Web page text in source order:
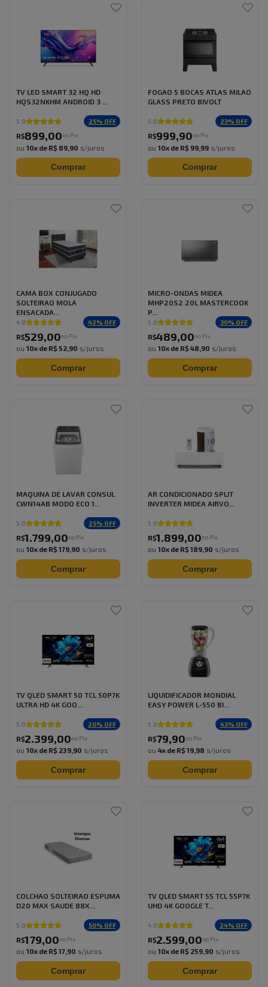
TV LED SMART 32 HQ HD
HQS32NKHM ANDROID 3 ...
5.0 25% OFF
R$899,00no Pix
ou 10x de R$ 89,90 s/juros
Comprar
FOGAO 5 BOCAS ATLAS MILAO
GLASS PRETO BIVOLT
5.0 23% OFF
R$999,90no Pix
ou 10x de R$ 99,99 s/juros
Comprar
CAMA BOX CONJUGADO
SOLTEIRAO MOLA
ENSACADA...
4.8 42% OFF
R$529,00no Pix
ou 10x de R$ 52,90 s/juros
Comprar
MICRO-ONDAS MIDEA
MHP20S2 20L MASTERCOOK
P...
5.0 30% OFF
R$489,00no Pix
ou 10x de R$ 48,90 s/juros
Comprar
MAQUINA DE LAVAR CONSUL
CWN14AB MODO ECO 1...
5.0 25% OFF
R$1.799,00no Pix
ou 10x de R$ 179,90 s/juros
Comprar
AR CONDICIONADO SPLIT
INVERTER MIDEA AIRVO...
5.0
R$1.899,00no Pix
ou 10x de R$ 189,90 s/juros
Comprar
TV QLED SMART 50 TCL 50P7K
ULTRA HD 4K GOO...
5.0 20% OFF
R$2.399,00no Pix
ou 10x de R$ 239,90 s/juros
Comprar
LIQUIDIFICADOR MONDIAL
EASY POWER L-550 BI...
5.0 43% OFF
R$79,90no Pix
ou 4x de R$ 19,98 s/juros
Comprar
COLCHAO SOLTEIRAO ESPUMA
D20 MAX SAUDE 88X...
5.0 50% OFF
R$179,00no Pix
ou 10x de R$ 17,90 s/juros
Comprar
TV QLED SMART 55 TCL 55P7K
UHD 4K GOOGLE T...
4.6 24% OFF
R$2.599,00no Pix
ou 10x de R$ 259,90 s/juros
Comprar